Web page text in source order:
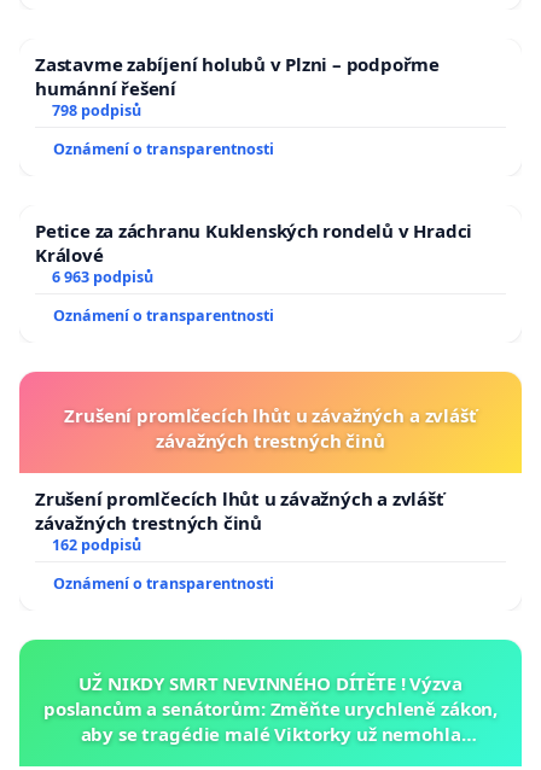
Zastavme zabíjení holubů v Plzni – podpořme
humánní řešení
798 podpisů
Oznámení o transparentnosti
Petice za záchranu Kuklenských rondelů v Hradci
Králové
6 963 podpisů
Oznámení o transparentnosti
Zrušení promlčecích lhůt u závažných a zvlášť
závažných trestných činů
Zrušení promlčecích lhůt u závažných a zvlášť
závažných trestných činů
162 podpisů
Oznámení o transparentnosti
UŽ NIKDY SMRT NEVINNÉHO DÍTĚTE ! Výzva
poslancům a senátorům: Změňte urychleně zákon,
aby se tragédie malé Viktorky už nemohla